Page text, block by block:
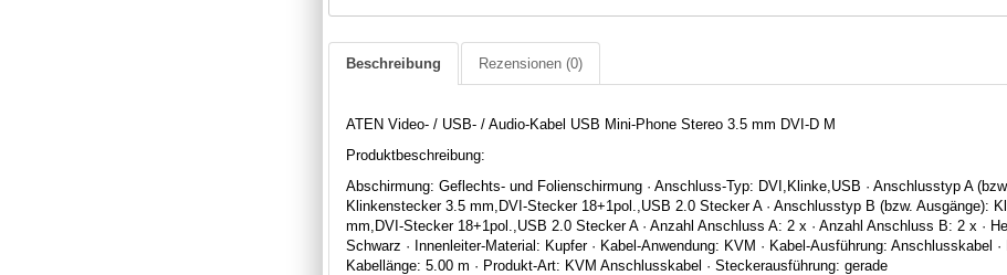
Beschreibung Rezensionen (0)
ATEN Video- / USB- / Audio-Kabel USB Mini-Phone Stereo 3.5 mm DVI-D M
Produktbeschreibung:
Abschirmung: Geflechts- und Folienschirmung · Anschluss-Typ: DVI,Klinke,USB · Anschlusstyp A
Klinkenstecker 3.5 mm,DVI-Stecker 18+1pol.,USB 2.0 Stecker A · Anschlusstyp B (bzw. Ausgänge):
mm,DVI-Stecker 18+1pol.,USB 2.0 Stecker A · Anzahl Anschluss A: 2 x · Anzahl Anschluss B: 2 x ·
Schwarz · Innenleiter-Material: Kupfer · Kabel-Anwendung: KVM · Kabel-Ausführung: Anschlusskabel ·
Kabellänge: 5.00 m · Produkt-Art: KVM Anschlusskabel · Steckerausführung: gerade